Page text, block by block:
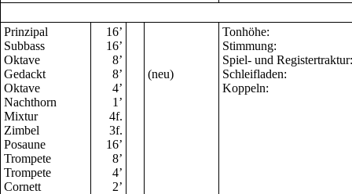
Prinzipal
Subbass
Oktave
Gedackt
Oktave
Nachthorn
Mixtur
Zimbel
Posaune
Trompete
Trompete
Cornett
16’
16’
8’
8’
4’
1 ’
4f.
3f.
16’
8’
4’
2’
(neu)
Tonhöhe:
Stimmung:
Spiel- und Registertraktur:
Schleifladen:
Koppeln: